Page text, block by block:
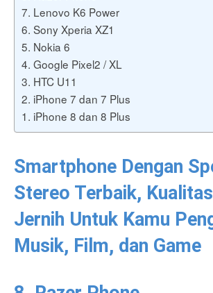
7. Lenovo K6 Power
6. Sony Xperia XZ1
5. Nokia 6
4. Google Pixel2 / XL
3. HTC U11
2. iPhone 7 dan 7 Plus
1. iPhone 8 dan 8 Plus
Smartphone Dengan
Stereo Terbaik,
Jernih Untuk Kamu
Musik, Film, dan Game